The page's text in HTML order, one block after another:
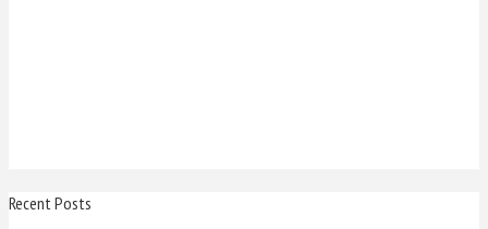
Recent Posts